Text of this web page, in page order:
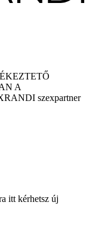
A
szexpartner
itt kérhetsz új